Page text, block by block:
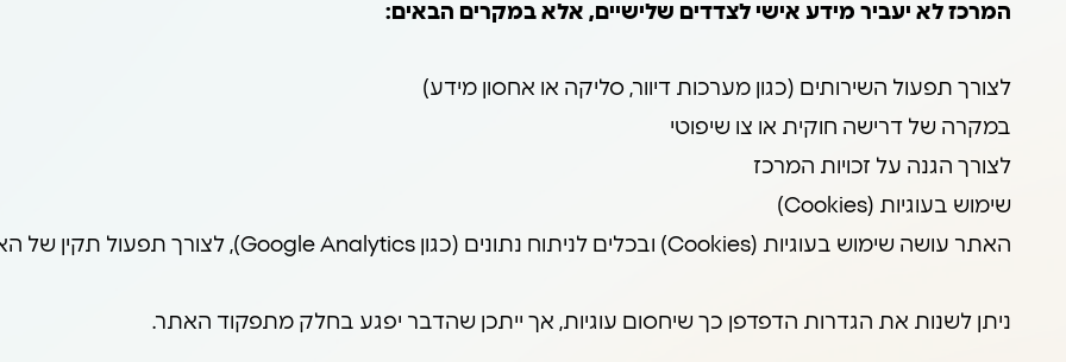
המרכז לא יעביר מידע אישי לצדדים שלישיים, אלא במקרים הבאים:
לצורך תפעול השירותים (כגון מערכות דיוור, סליקה או אחסון מידע)
במקרה של דרישה חוקית או צו שיפוטי
לצורך הגנה על זכויות המרכז
שימוש בעוגיות (Cookies)
האתר עושה שימוש בעוגיות (Cookies) ובכלים לניתוח נתונים (כגון Google Analytics), לצורך תפעול תקין של האתר, שיפור חוויית המשתמש והתאמת התכנים.
ניתן לשנות את הגדרות הדפדפן כך שיחסום עוגיות, אך ייתכן שהדבר יפגע בחלק מתפקוד האתר.